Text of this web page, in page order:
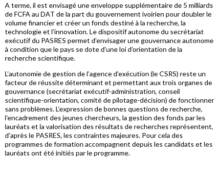
A terme, il est envisagé une enveloppe supplémentaire de 5 milliards
de FCFA au DAT de la part du gouvernement ivoirien pour doubler le
volume financier et créer un fonds destiné à la recherche, la
technologie et l’innovation. Le dispositif autonome du secrétariat
exécutif du PASRES permet d’envisager une gouvernance autonome
à condition que le pays se dote d’une loi d’orientation de la
recherche scientifique.
L’autonomie de gestion de l’agence d’exécution (le CSRS) reste un
facteur de réussite déterminant et permettant aux trois organes de
gouvernance (secrétariat exécutif-administration, conseil
scientifique-orientation, comité de pilotage-décision) de fonctionner
sans problèmes. L’expression de bonnes questions de recherche,
l’encadrement des jeunes chercheurs, la gestion des fonds par les
lauréats et la valorisation des résultats de recherches représentent,
d’après le PASRES, les contraintes majeures. Pour cela des
programmes de formation accompagnent depuis les candidats et les
lauréats ont été initiés par le programme.